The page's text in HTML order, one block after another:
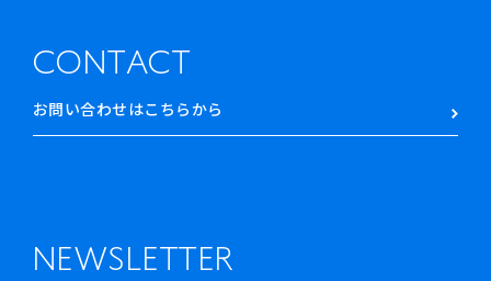
CONTACT
お問い合わせはこちらから
NEWSLETTER